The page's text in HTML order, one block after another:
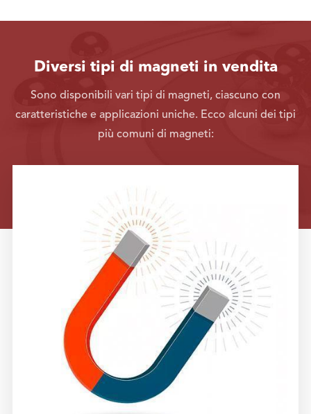
Diversi tipi di magneti in vendita
Sono disponibili vari tipi di magneti, ciascuno con
caratteristiche e applicazioni uniche. Ecco alcuni dei tipi
più comuni di magneti: